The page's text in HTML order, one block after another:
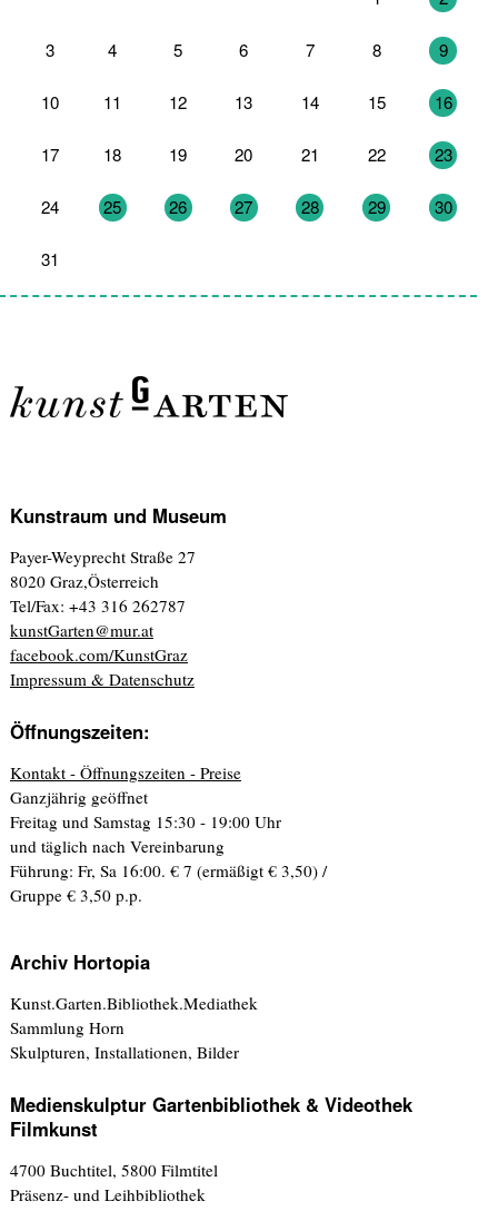
3 4 5 6 7 8 9
10 11 12 13 14 15 16
17 18 19 20 21 22 23
24 25 26 27 28 29 30
31
Kunstraum und Museum
Payer-Weyprecht Straße 27
8020 Graz,Österreich
Tel/Fax: +43 316 262787
kunstGarten@mur.at
facebook.com/KunstGraz
Impressum & Datenschutz
Öffnungszeiten:
Kontakt - Öffnungszeiten - Preise
Ganzjährig geöffnet
Freitag und Samstag 15:30 - 19:00 Uhr
und täglich nach Vereinbarung
Führung: Fr, Sa 16:00. € 7 (ermäßigt € 3,50) /
Gruppe € 3,50 p.p.
Archiv Hortopia
Kunst.Garten.Bibliothek.Mediathek
Sammlung Horn
Skulpturen, Installationen, Bilder
Medienskulptur Gartenbibliothek & Videothek
Filmkunst
4700 Buchtitel, 5800 Filmtitel
Präsenz- und Leihbibliothek